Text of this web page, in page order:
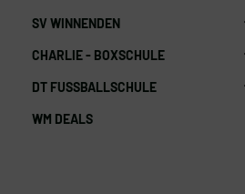
SV WINNENDEN
CHARLIE - BOXSCHULE
DT FUSSBALLSCHULE
WM DEALS